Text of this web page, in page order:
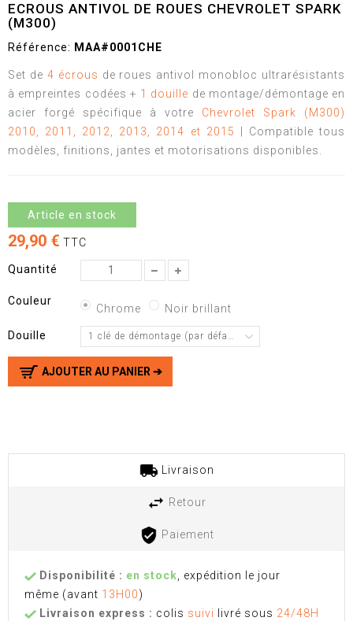
ECROUS ANTIVOL DE ROUES CHEVROLET SPARK
(M300)
Référence: MAA#0001CHE
Set de 4 écrous de roues antivol monobloc ultrarésistants
à empreintes codées + 1 douille de montage/démontage en
acier forgé spécifique à votre Chevrolet Spark (M300)
2010, 2011, 2012, 2013, 2014 et 2015
| Compatible tous
modèles, finitions, jantes et motorisations disponibles.
Article en stock
29,90 € TTC
Quantité
Couleur
Chrome Noir brillant
Douille 1 clé de démontage (par défaut)
AJOUTER AU PANIER ➔
Livraison
Retour
Paiement
Disponibilité : en stock, expédition le jour
même (avant 13H00)
Livraison express : colis suivi livré sous 24/48H